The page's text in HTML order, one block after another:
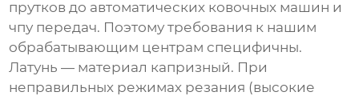
прутков до автоматических ковочных машин и
чпу передач. Поэтому требования к нашим
обрабатывающим центрам специфичны.
Латунь — материал капризный. При
неправильных режимах резания (высокие